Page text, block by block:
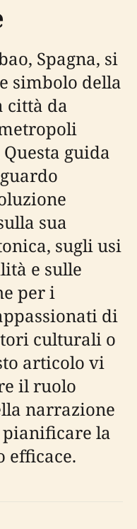
Spagna, si
simbolo della
città da
guida
sua
sugli usi
e sulle
per i
di
culturali o
articolo vi
il ruolo
narrazione
la
efficace.